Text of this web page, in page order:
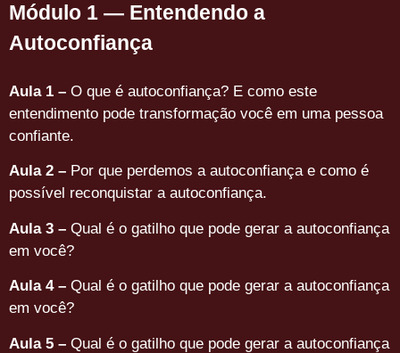
Módulo 1 — Entendendo a
Autoconfiança
Aula 1 – O que é autoconfiança? E como este
entendimento pode transformação você em uma pessoa
confiante.
Aula 2 – Por que perdemos a autoconfiança e como é
possível reconquistar a autoconfiança.
Aula 3 – Qual é o gatilho que pode gerar a autoconfiança
em você?
Aula 4 – Qual é o gatilho que pode gerar a autoconfiança
em você?
Aula 5 – Qual é o gatilho que pode gerar a autoconfiança